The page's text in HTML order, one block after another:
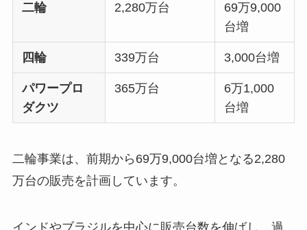
二輪 2,280万台
69万9,000
台増
四輪 339万台 3,000台増
パワープロ
ダクツ
365万台
6万1,000
台増
二輪事業は、前期から69万9,000台増となる2,280
万台の販売を計画しています。
インドやブラジルを中心に販売台数を伸ばし、過